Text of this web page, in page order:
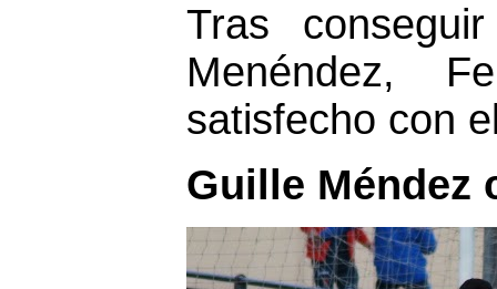
Tras
Menéndez,
satisfecho con
Guille Méndez